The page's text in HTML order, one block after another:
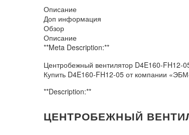
Описание
Доп информация
Обзор
Описание
**Meta Description:**
Центробежный вентилятор D4E160-FH12-
Купить D4E160-FH12-05 от компании
**Description:**
ЦЕНТРОБЕЖНЫЙ